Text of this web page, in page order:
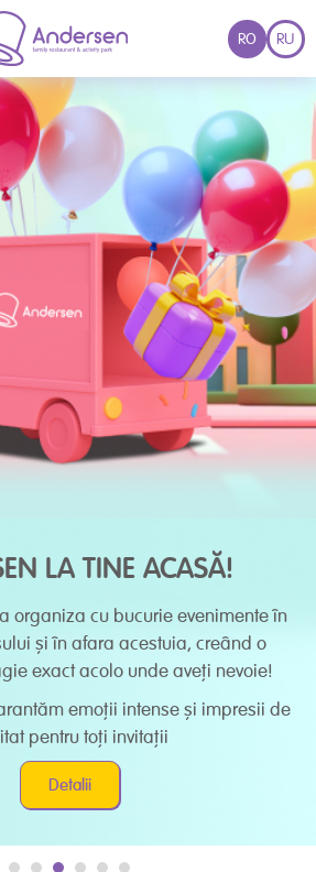
RO RU
LA TINE ACASĂ!
organiza cu bucurie evenimente în
și în afara acestuia, creând o
exact acolo unde aveți nevoie!
emoții intense și impresii de
pentru toți invitații
Detalii